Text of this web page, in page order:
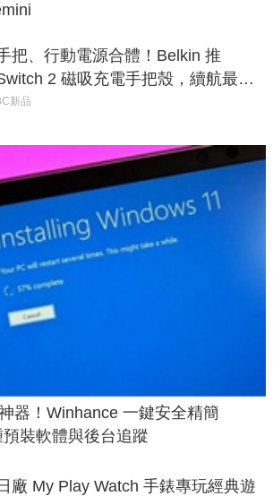
把、行動電源合體！Belkin 推
2 磁吸充電手把殼，續航最高
長 1.5 倍
新品
器！Winhance 一鍵安全精簡
裝軟體與後台追蹤
廠 My Play Watch 手錶專玩經典遊